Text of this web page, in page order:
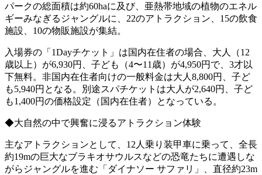
パークの総面積は約60haに及び、亜熱帯地域の植物のエネル
ギーみなぎるジャングルに、22のアトラクション、15の飲食
施設、10の物販施設が集結。
入場券の「1Dayチケット」は国内在住者の場合、大人（12
歳以上）が6,930円、子ども（4〜11歳）が4,950円で、3才以
下無料。非国内在住者向けの一般料金は大人8,800円、子ど
も5,940円となる。別途スパチケットは大人が2,640円、子ど
も1,400円の価格設定（国内在住者）となっている。
◆大自然の中で興奮に浸るアトラクション体験
主なアトラクションとして、12人乗り装甲車に乗って、全長
約19mの巨大なブラキオサウルスなどの恐竜たちに遭遇しな
がらジャングルを進む「ダイナソー サファリ」、直径約23m